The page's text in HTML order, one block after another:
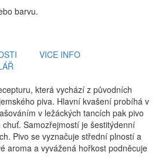
barvu.
VICE INFO
která vychází z původních
piva. Hlavní kvašení probíhá v
v ležáckých tancích pak pivo
Samozřejmostí je šestitýdenní
Pivo se vyznačuje střední plností a
aroma a vyvážená hořkost podněcuje